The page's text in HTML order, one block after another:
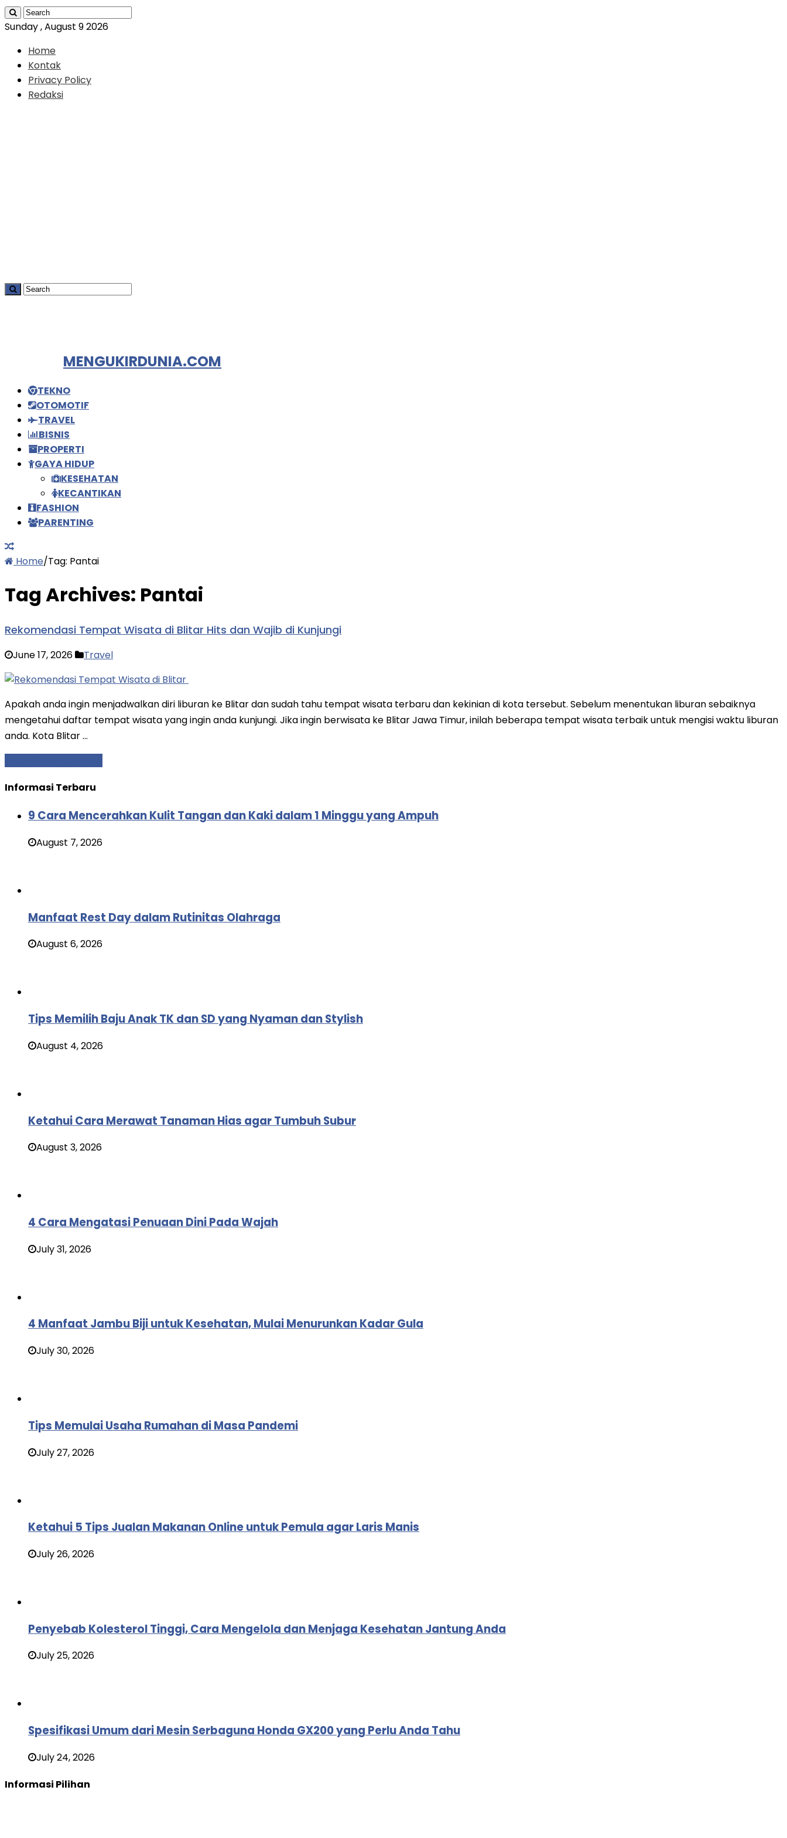
Sunday , August 9 2026
Home
Kontak
Privacy Policy
Redaksi
MENGUKIRDUNIA.COM
TEKNO
OTOMOTIF
TRAVEL
BISNIS
PROPERTI
GAYA HIDUP
KESEHATAN
KECANTIKAN
FASHION
PARENTING
Home/Tag: Pantai
Tag Archives: Pantai
Rekomendasi Tempat Wisata di Blitar Hits dan Wajib di Kunjungi
June 17, 2026 Travel
Apakah anda ingin menjadwalkan diri liburan ke Blitar dan sudah tahu tempat wisata terbaru dan kekinian di kota tersebut. Sebelum menentukan liburan sebaiknya
mengetahui daftar tempat wisata yang ingin anda kunjungi. Jika ingin berwisata ke Blitar Jawa Timur, inilah beberapa tempat wisata terbaik untuk mengisi waktu liburan
anda. Kota Blitar …
Informasi Terbaru
9 Cara Mencerahkan Kulit Tangan dan Kaki dalam 1 Minggu yang Ampuh
August 7, 2026
Manfaat Rest Day dalam Rutinitas Olahraga
August 6, 2026
Tips Memilih Baju Anak TK dan SD yang Nyaman dan Stylish
August 4, 2026
Ketahui Cara Merawat Tanaman Hias agar Tumbuh Subur
August 3, 2026
4 Cara Mengatasi Penuaan Dini Pada Wajah
July 31, 2026
4 Manfaat Jambu Biji untuk Kesehatan, Mulai Menurunkan Kadar Gula
July 30, 2026
Tips Memulai Usaha Rumahan di Masa Pandemi
July 27, 2026
Ketahui 5 Tips Jualan Makanan Online untuk Pemula agar Laris Manis
July 26, 2026
Penyebab Kolesterol Tinggi, Cara Mengelola dan Menjaga Kesehatan Jantung Anda
July 25, 2026
Spesifikasi Umum dari Mesin Serbaguna Honda GX200 yang Perlu Anda Tahu
July 24, 2026
Informasi Pilihan